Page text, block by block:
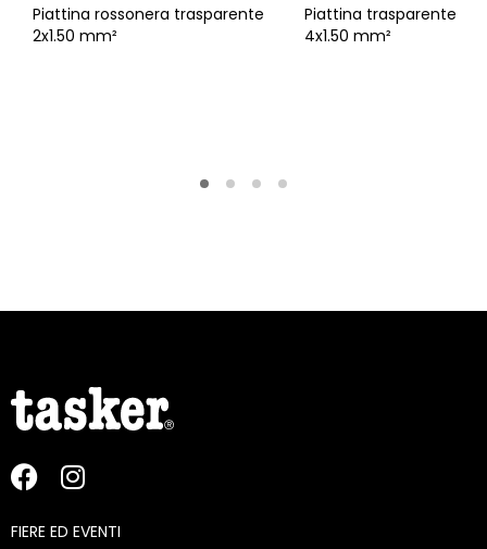
Piattina rossonera trasparente
2x1.50 mm²
Piattina trasparente
4x1.50 mm²
FIERE ED EVENTI